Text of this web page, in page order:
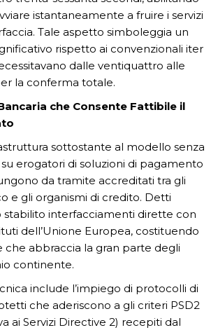
istantaneamente a fruire i servizi
Tale aspetto simboleggia un
rispetto ai convenzionali iter
dalle ventiquattro alle
la conferma totale.
che Consente Fattibile il
sottostante al modello senza
erogatori di soluzioni di pagamento
da tramite accreditati tra gli
e gli organismi di credito. Detti
stabilito interfacciamenti dirette con
dell’Unione Europea, costituendo
che abbraccia la gran parte degli
continente.
include l’impiego di protocolli di
che aderiscono a gli criteri PSD2
ai Servizi Directive 2) recepiti dal